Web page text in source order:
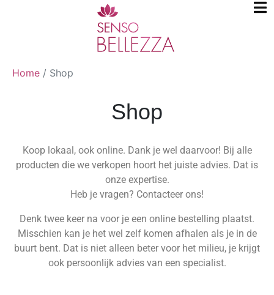
Home / Shop
Shop
Koop lokaal, ook online. Dank je wel daarvoor! Bij alle
producten die we verkopen hoort het juiste advies. Dat is
onze expertise.
Heb je vragen? Contacteer ons!
Denk twee keer na voor je een online bestelling plaatst.
Misschien kan je het wel zelf komen afhalen als je in de
buurt bent. Dat is niet alleen beter voor het milieu, je krijgt
ook persoonlijk advies van een specialist.